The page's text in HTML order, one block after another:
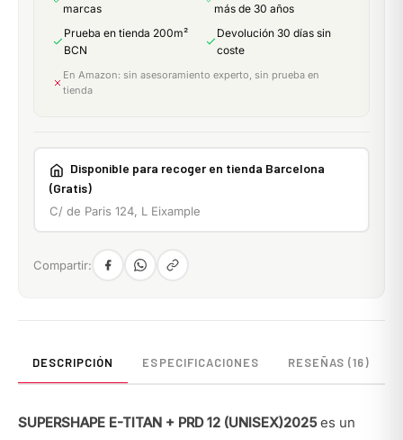
marcas
más de 30 años
Prueba en tienda 200m²
BCN
Devolución 30 días sin
coste
En Amazon: sin asesoramiento experto, sin prueba en
tienda
Disponible para recoger en tienda Barcelona
(Gratis)
C/ de Paris 124, L Eixample
Compartir:
DESCRIPCIÓN ESPECIFICACIONES RESEÑAS (16)
SUPERSHAPE E-TITAN + PRD 12 (UNISEX)2025es un